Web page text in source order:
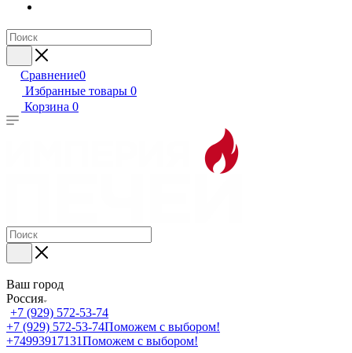
Сравнение0
Избранные товары 0
Корзина 0
Ваш город
Россия
+7 (929) 572-53-74
+7 (929) 572-53-74Поможем с выбором!
+74993917131Поможем с выбором!